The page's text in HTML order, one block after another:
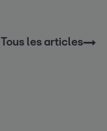
Tous les articles